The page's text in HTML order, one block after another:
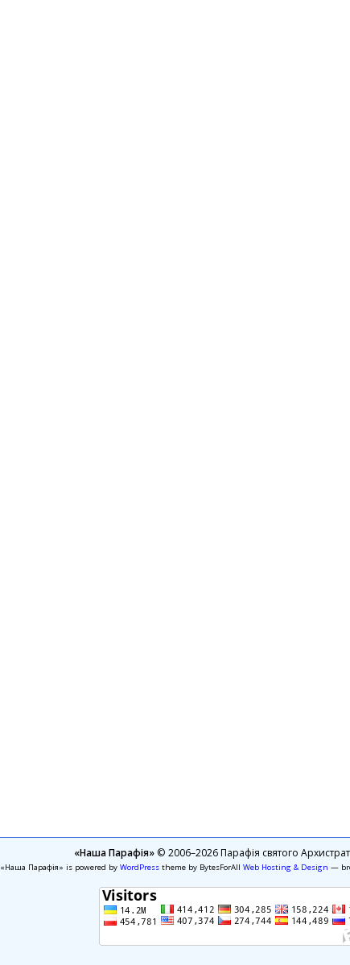
«Наша Парафія»© 2006–2026 Парафія святого
«Наша Парафія» is powered by WordPresstheme by BytesForAll Web Hosting & Design —